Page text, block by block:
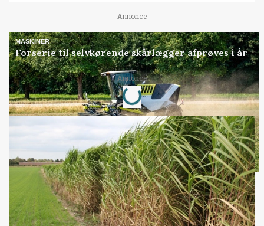
Annonce
MASKINER
Forserie til selvkørende skårlægger afprøves i år
Annonce
Loading...